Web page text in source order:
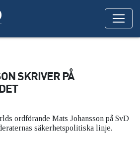
SKRIVER PÅ
ordförande Mats Johansson på SvD
säkerhetspolitiska linje.